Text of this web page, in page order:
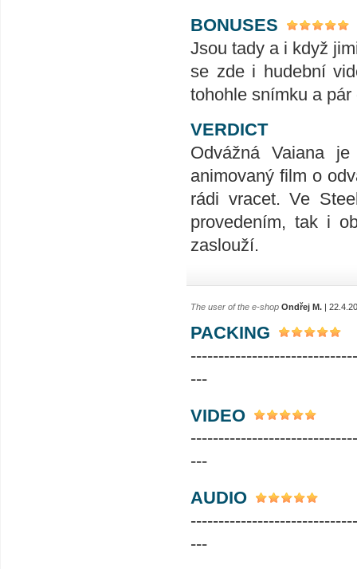
BONUSES
Jsou tady a i když
se zde i hudební
tohohle snímku a pár
VERDICT
Odvážná Vaiana
animovaný film o
rádi vracet. Ve
provedením, tak i
zaslouží.
The user of the e-shop Ondřej M. |
PACKING
---
VIDEO
---
AUDIO
---